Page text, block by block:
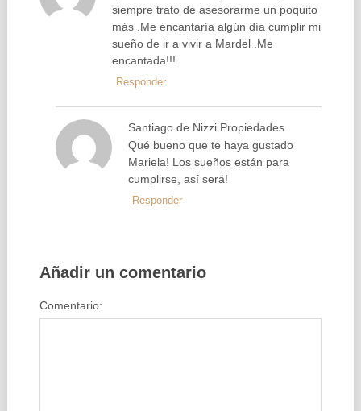
siempre trato de asesorarme un poquito
más .Me encantaría algún día cumplir mi
sueño de ir a vivir a Mardel .Me
encantada!!!
Responder
Santiago de Nizzi Propiedades
Qué bueno que te haya gustado
Mariela! Los sueños están para
cumplirse, así será!
Responder
Añadir un comentario
Comentario: